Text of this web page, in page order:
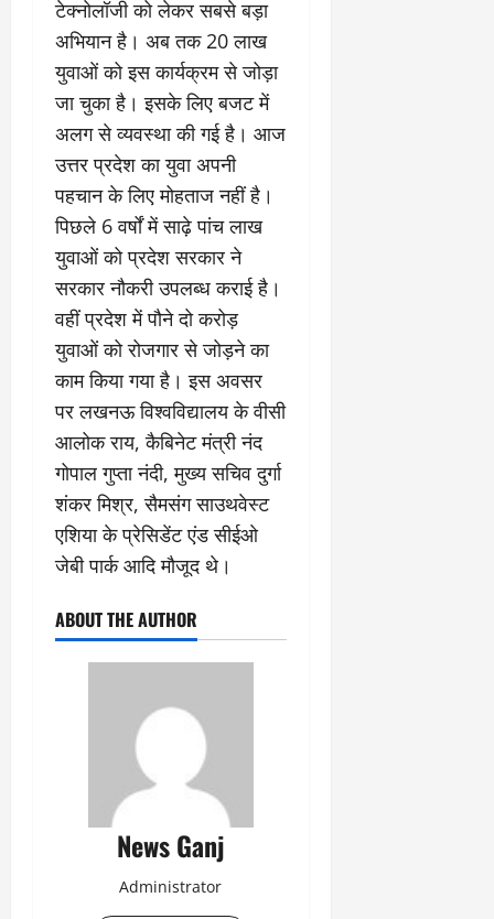
टेक्नोलॉजी को लेकर सबसे बड़ा
अभियान है। अब तक 20 लाख
युवाओं को इस कार्यक्रम से जोड़ा
जा चुका है। इसके लिए बजट में
अलग से व्यवस्था की गई है। आज
उत्तर प्रदेश का युवा अपनी
पहचान के लिए मोहताज नहीं है।
पिछले 6 वर्षों में साढ़े पांच लाख
युवाओं को प्रदेश सरकार ने
सरकार नौकरी उपलब्ध कराई है।
वहीं प्रदेश में पौने दो करोड़
युवाओं को रोजगार से जोड़ने का
काम किया गया है। इस अवसर
पर लखनऊ विश्वविद्यालय के वीसी
आलोक राय, कैबिनेट मंत्री नंद
गोपाल गुप्ता नंदी, मुख्य सचिव दुर्गा
शंकर मिश्र, सैमसंग साउथवेस्ट
एशिया के प्रेसिडेंट एंड सीईओ
जेबी पार्क आदि मौजूद थे।
ABOUT THE AUTHOR
News Ganj
Administrator